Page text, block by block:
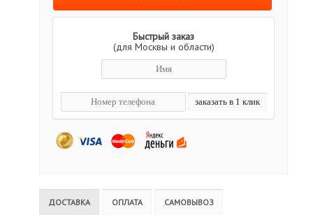
Быстрый заказ
(для Москвы и области)
ДОСТАВКА ОПЛАТА САМОВЫВОЗ